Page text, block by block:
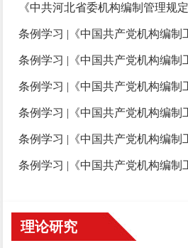
《中共河北省委机构编制管理规定
理论研究